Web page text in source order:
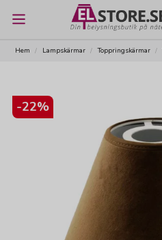
Hem Lampskärmar Toppringskärmar
-22%